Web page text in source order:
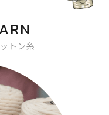
トン糸